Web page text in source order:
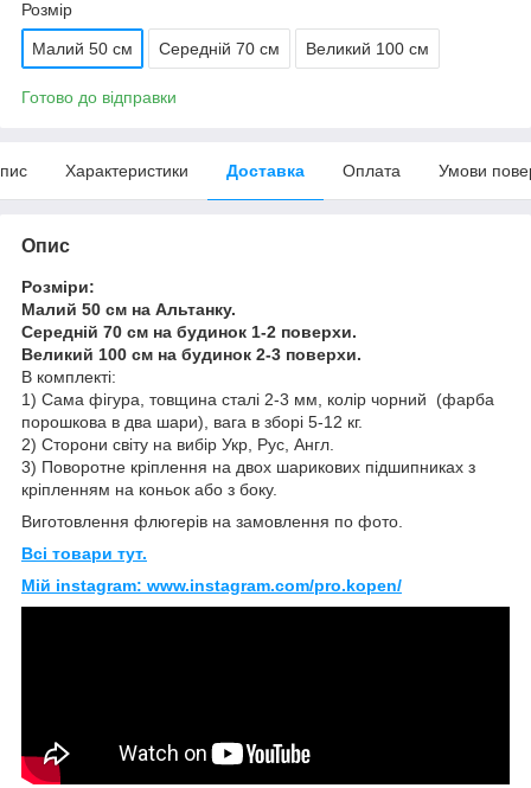
Розмір
Малий 50 см Середній 70 см Великий 100 см
Готово до відправки
Характеристики Доставка Оплата Умови
Опис
Розміри:
Малий 50 см на Альтанку.
Середній 70 см на будинок 1-2 поверхи.
Великий 100 см на будинок 2-3 поверхи.
В комплекті:
1) Сама фігура, товщина сталі 2-3 мм, колір чорний (фарба
порошкова в два шари), вага в зборі 5-12 кг.
2) Сторони світу на вибір Укр, Рус, Англ.
3) Поворотне кріплення на двох шарикових підшипниках з
кріпленням на коньок або з боку.
Виготовлення флюгерів на замовлення по фото.
Всі товари тут.
Мій instagram: www.instagram.com/pro.kopen/